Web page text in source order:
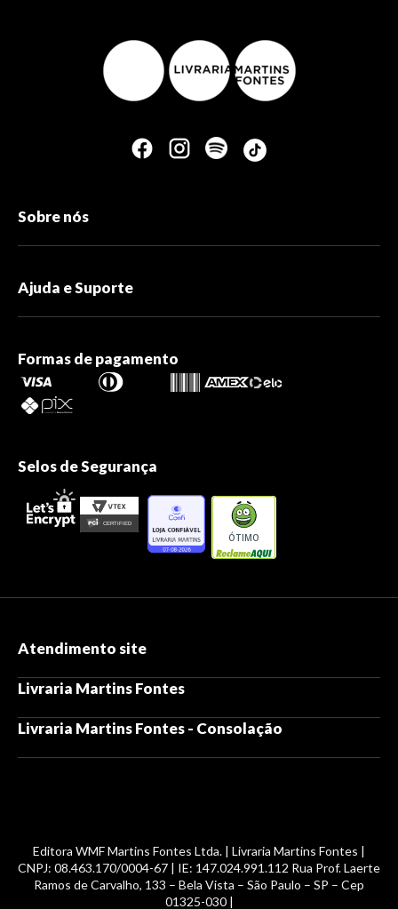
Sobre nós
Ajuda e Suporte
Formas de pagamento
Selos de Segurança
ÓTIMO
Atendimento site
Livraria Martins Fontes
Livraria Martins Fontes - Consolação
Editora WMF Martins Fontes Ltda. | Livraria Martins Fontes |
CNPJ: 08.463.170/0004-67 | IE: 147.024.991.112 Rua Prof. Laerte
Ramos de Carvalho, 133 – Bela Vista – São Paulo – SP – Cep
01325-030 |